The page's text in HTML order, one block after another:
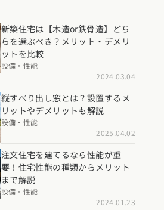
新築住宅は【木造or鉄骨造】どち
らを選ぶべき？メリット・デメリ
ットを比較
設備・性能
2024.03.04
縦すべり出し窓とは？設置するメ
リットやデメリットも解説
設備・性能
2025.04.02
注文住宅を建てるなら性能が重
要！住宅性能の種類からメリット
まで解説
設備・性能
2024.01.23